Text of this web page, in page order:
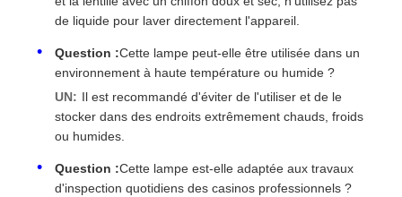
de liquide pour laver directement l'appareil.
Question :Cette lampe peut-elle être utilisée dans un
environnement à haute température ou humide ?
UN: Il est recommandé d'éviter de l'utiliser et de le
stocker dans des endroits extrêmement chauds, froids
ou humides.
Question :Cette lampe est-elle adaptée aux travaux
d'inspection quotidiens des casinos professionnels ?